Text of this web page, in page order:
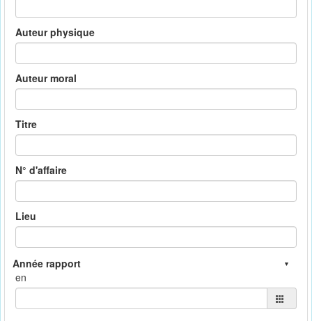
Auteur physique
Auteur moral
Titre
N° d'affaire
Lieu
en